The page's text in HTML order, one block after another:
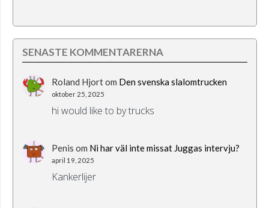
SENASTE KOMMENTARERNA
Roland Hjortom Den svenska slalomtrucken
oktober 25, 2025
hi would like to by trucks
Penis om Ni har väl inte missat Juggas intervju?
april 19, 2025
Kankerlijer